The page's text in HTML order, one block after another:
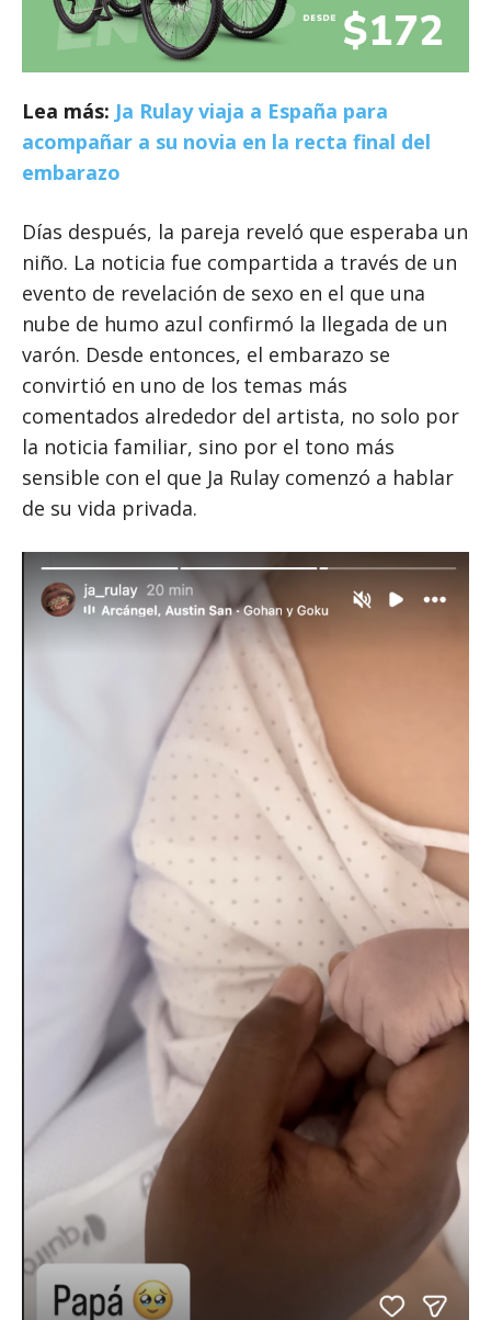
Lea más: Ja Rulay viaja a España para
acompañar a su novia en la recta final del
embarazo
Días después, la pareja reveló que esperaba un
niño. La noticia fue compartida a través de un
evento de revelación de sexo en el que una
nube de humo azul confirmó la llegada de un
varón. Desde entonces, el embarazo se
convirtió en uno de los temas más
comentados alrededor del artista, no solo por
la noticia familiar, sino por el tono más
sensible con el que Ja Rulay comenzó a hablar
de su vida privada.